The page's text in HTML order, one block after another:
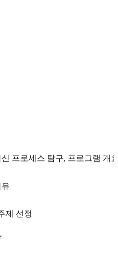
프로세스 탐구, 프로그램 개
제 선정